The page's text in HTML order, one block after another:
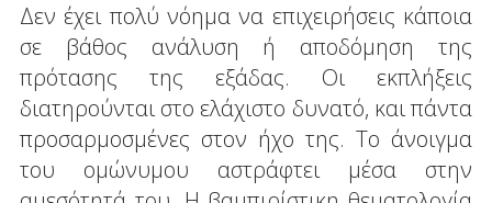
Δεν έχει πολύ νόημα να επιχειρήσεις κάποια
σε βάθος ανάλυση ή αποδόμηση της
πρότασης της εξάδας. Οι εκπλήξεις
διατηρούνται στο ελάχιστο δυνατό, και πάντα
προσαρμοσμένες στον ήχο της. Το άνοιγμα
του ομώνυμου αστράφτει μέσα στην